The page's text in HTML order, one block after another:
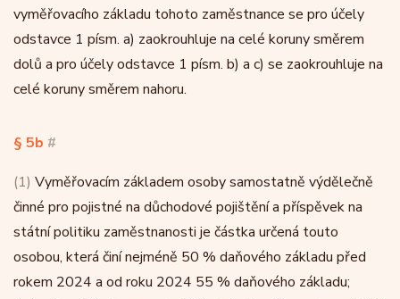
vyměřovacího základu tohoto zaměstnance se pro účely
odstavce 1 písm. a) zaokrouhluje na celé koruny směrem
dolů a pro účely odstavce 1 písm. b) a c) se zaokrouhluje na
celé koruny směrem nahoru.
§ 5b #
(1) Vyměřovacím základem osoby samostatně výdělečně
činné pro pojistné na důchodové pojištění a příspěvek na
státní politiku zaměstnanosti je částka určená touto
osobou, která činí nejméně 50 % daňového základu před
rokem 2024 a od roku 2024 55 % daňového základu;